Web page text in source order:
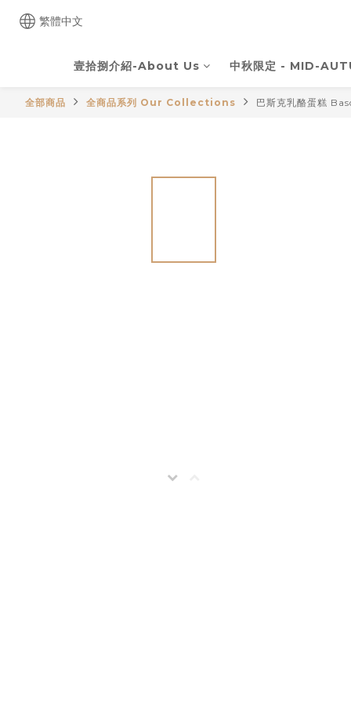
繁體中文
壹拾捌介紹-About Us 中秋限定 - MID-
全部商品 全商品系列 Our Collections 巴斯克乳酪蛋糕